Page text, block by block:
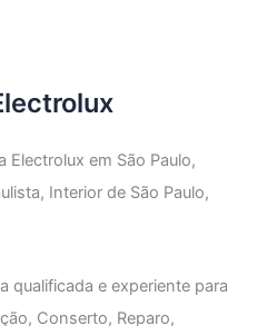
Electrolux em São Paulo,
Interior de São Paulo,
qualificada e experiente para
Conserto, Reparo,